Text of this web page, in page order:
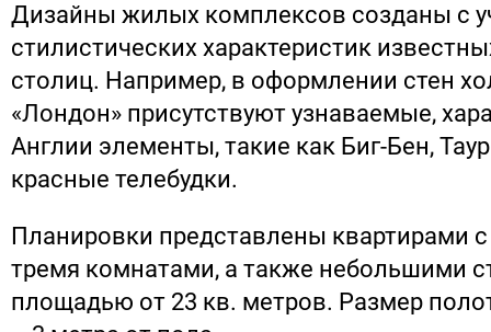
Дизайны жилых комплексов созданы с
стилистических характеристик
столиц. Например, в оформлении стен
«Лондон» присутствуют узнаваемые,
Англии элементы, такие как Биг-Бен,
красные телебудки.
Планировки представлены квартирами
тремя комнатами, а также небольшими
площадью от 23 кв. метров. Размер